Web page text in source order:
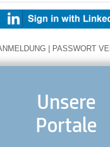
| PASSWORT
Unsere
Portale